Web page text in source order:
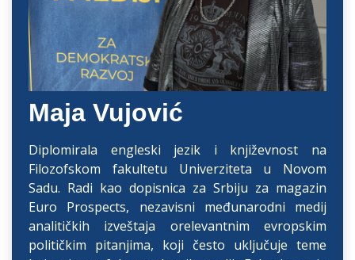
Maja Vujović
Diplomirala engleski jezik i književnost na
Filozofskom fakultetu Univerziteta u Novom
Sadu. Radi kao dopisnica za Srbiju za magazin
Euro Prospects, nezavisni međunarodni medij
analitičkih izveštaja orelevantnim evropskim
političkim pitanjima, koji često uključuje teme